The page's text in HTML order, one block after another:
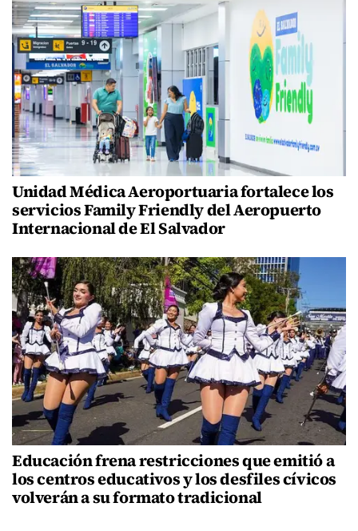
Unidad Médica Aeroportuaria fortalece los
servicios Family Friendly del Aeropuerto
Internacional de El Salvador
Educación frena restricciones que emitió a
los centros educativos y los desfiles cívicos
volverán a su formato tradicional